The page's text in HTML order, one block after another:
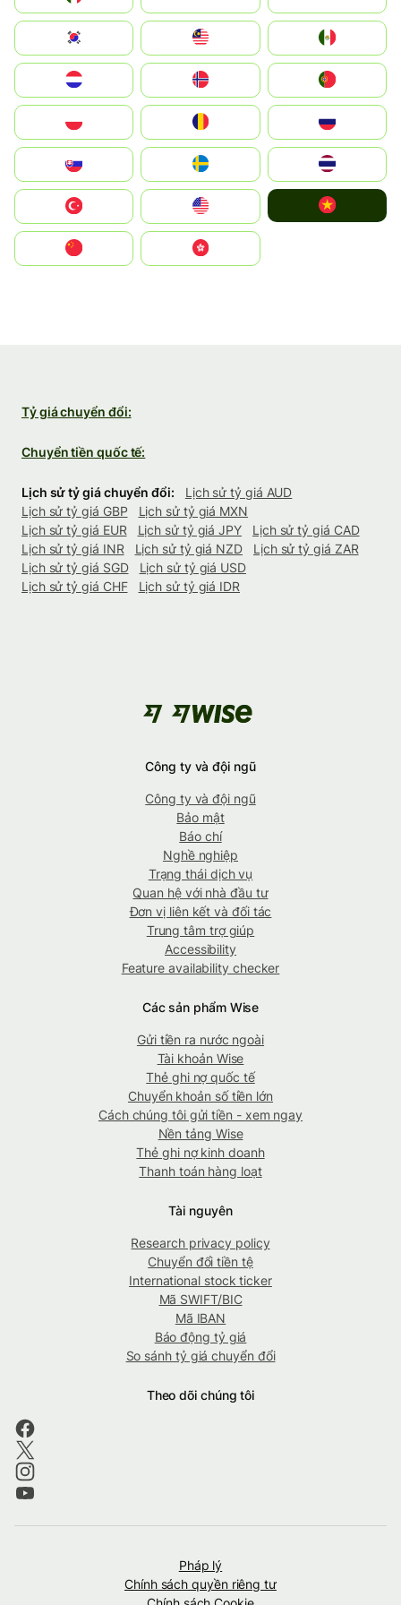
South Korea
United States
中國香港特別行政區
Tỷ giá chuyển đổi:
Chuyển tiền quốc tế:
Lịch sử tỷ giá chuyển đổi:
Lịch sử tỷ giá AUD
Lịch sử tỷ giá GBP
Lịch sử tỷ giá MXN
Lịch sử tỷ giá EUR
Lịch sử tỷ giá JPY
Lịch sử tỷ giá CAD
Lịch sử tỷ giá INR
Lịch sử tỷ giá NZD
Lịch sử tỷ giá ZAR
Lịch sử tỷ giá SGD
Lịch sử tỷ giá USD
Lịch sử tỷ giá CHF
Lịch sử tỷ giá IDR
Công ty và đội ngũ
Công ty và đội ngũ
Bảo mật
Báo chí
Nghề nghiệp
Trạng thái dịch vụ
Quan hệ với nhà đầu tư
Đơn vị liên kết và đối tác
Trung tâm trợ giúp
Accessibility
Feature availability checker
Các sản phẩm Wise
Gửi tiền ra nước ngoài
Tài khoản Wise
Thẻ ghi nợ quốc tế
Chuyển khoản số tiền lớn
Cách chúng tôi gửi tiền - xem ngay
Nền tảng Wise
Thẻ ghi nợ kinh doanh
Thanh toán hàng loạt
Tài nguyên
Research privacy policy
Chuyển đổi tiền tệ
International stock ticker
Mã SWIFT/BIC
Mã IBAN
Báo động tỷ giá
So sánh tỷ giá chuyển đổi
Theo dõi chúng tôi
Pháp lý
Chính sách quyền riêng tư